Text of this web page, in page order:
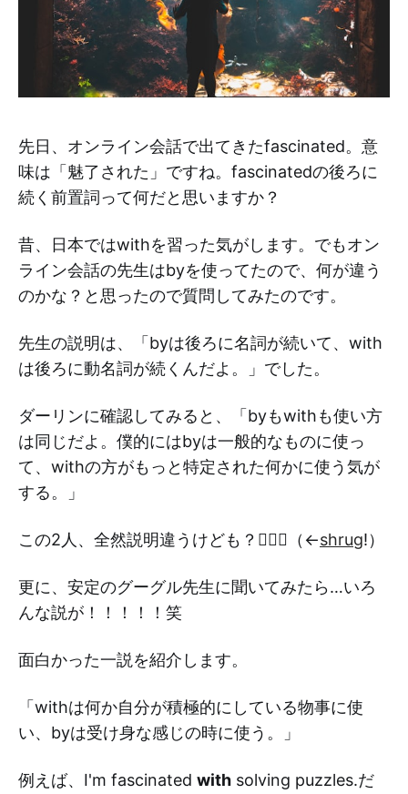
先日、オンライン会話で出てきたfascinated。意
味は「魅了された」ですね。fascinatedの後ろに
続く前置詞って何だと思いますか？
昔、日本ではwithを習った気がします。でもオン
ライン会話の先生はbyを使ってたので、何が違う
のかな？と思ったので質問してみたのです。
先生の説明は、「byは後ろに名詞が続いて、with
は後ろに動名詞が続くんだよ。」でした。
ダーリンに確認してみると、「byもwithも使い方
は同じだよ。僕的にはbyは一般的なものに使っ
て、withの方がもっと特定された何かに使う気が
する。」
この2人、全然説明違うけども？🤷🏻‍♀️（←shrug!）
更に、安定のグーグル先生に聞いてみたら…いろ
んな説が！！！！！笑
面白かった一説を紹介します。
「withは何か自分が積極的にしている物事に使
い、byは受け身な感じの時に使う。」
例えば、I'm fascinated with solving puzzles.だ